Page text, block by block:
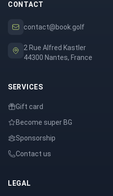
CONTACT
contact@book.golf
2 Rue Alfred Kastler
44300 Nantes, France
SERVICES
Gift card
Become super BG
Sponsorship
Contact us
LEGAL